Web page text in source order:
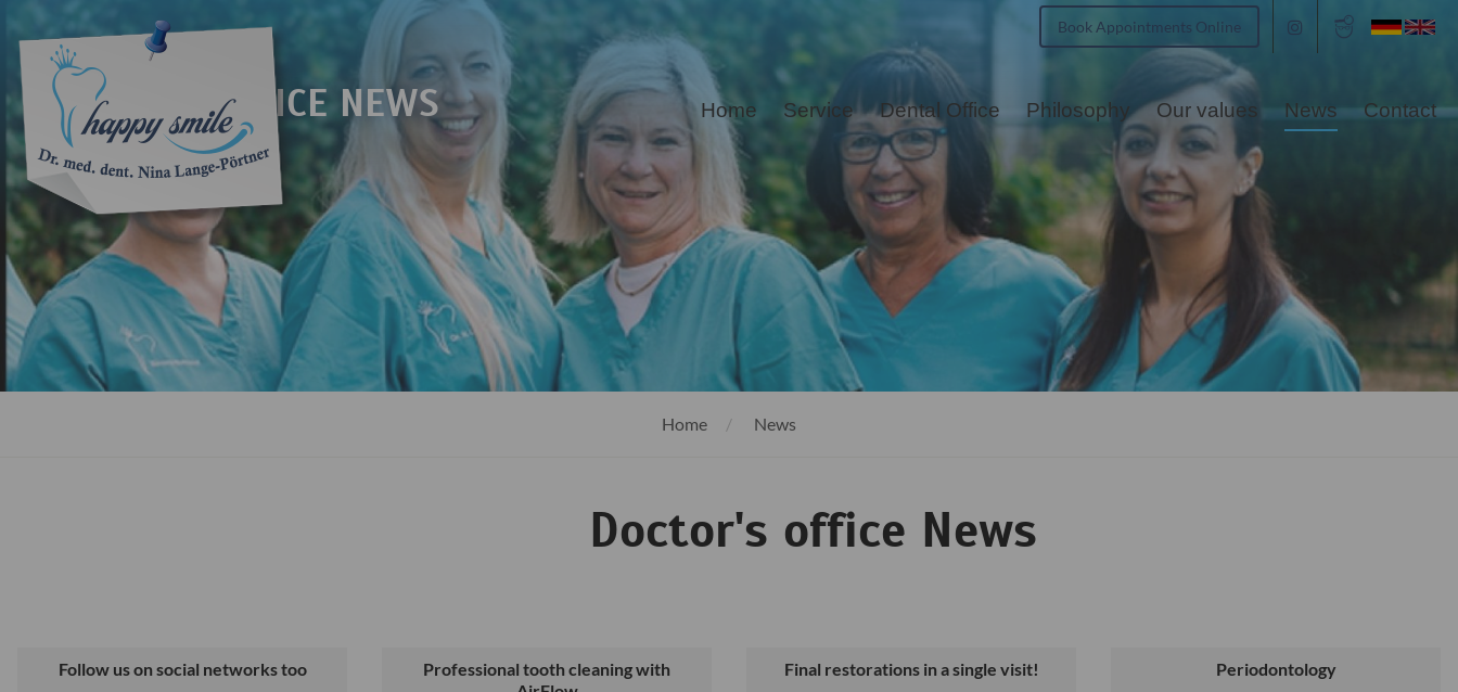
Book Appointments Online
Home Service Dental Office Philosophy Our values News Contact
DOCTOR'S OFFICE NEWS
Home News
Doctor's office News
Follow us on social networks too
Professional tooth cleaning with
Final restorations in a single visit! Periodontology